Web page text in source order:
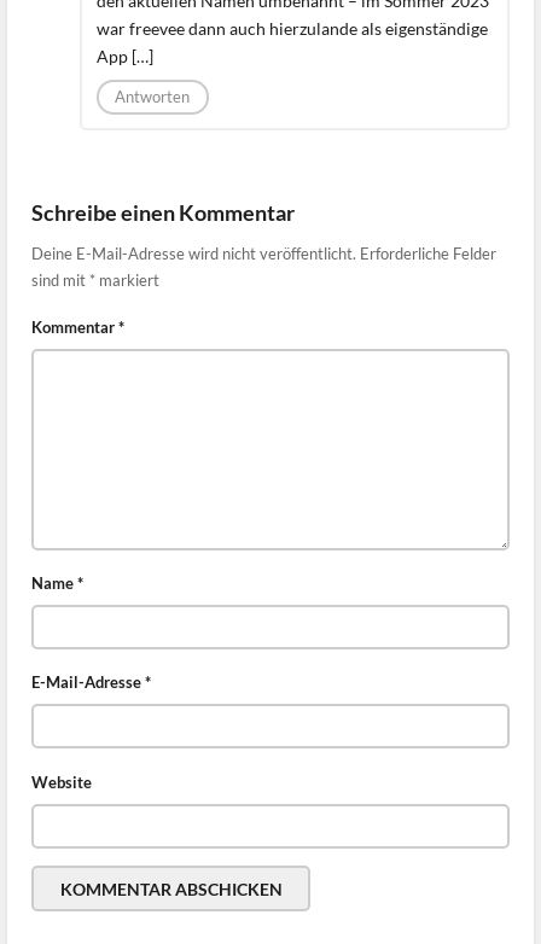
war freevee dann auch hierzulande als eigenständige
App […]
Antworten
Schreibe einen Kommentar
Deine E-Mail-Adresse wird nicht veröffentlicht. Erforderliche Felder
sind mit * markiert
Kommentar*
Name*
E-Mail-Adresse*
Website